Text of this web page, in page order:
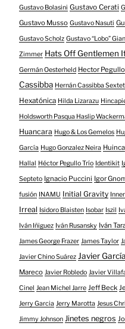
Gustavo Bolasini Gustavo Cerati
Gustavo Musso Gustavo Nasuti
Gustavo Scholz Gustavo “Lobo”
Zimmer Hats Off Gentlemen
Germán Oesterheld Hector Pegullo
Cassibba Hernán Cassibba
Hexatónica Hilda Lizarazu
Holdsworth Pasqua Haslip
Huancara Hugo & Los Gemelos
García Hugo Gonzalez Neira Huinca
Hallal Héctor Pegullo Trío Identikit
Septeto Ignacio Puccini Igor
fusión INAMU Initial Gravity
Irreal Isidoro Blaisten Isobar Iszil
Iván Iñiguez Iván Rusansky Iván
James George Frazer James Taylor
Javier Chino Suárez Javier García
Mareco Javier Robledo Javier
Cinel Jean Michel Jarre Jeff Beck
Jerry Garcia Jerry Marotta Jesus
Jimmy Johnson Jinetes negros